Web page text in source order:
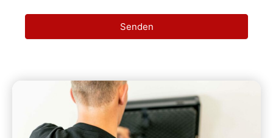
Senden